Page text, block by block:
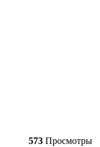
573 Просмотры